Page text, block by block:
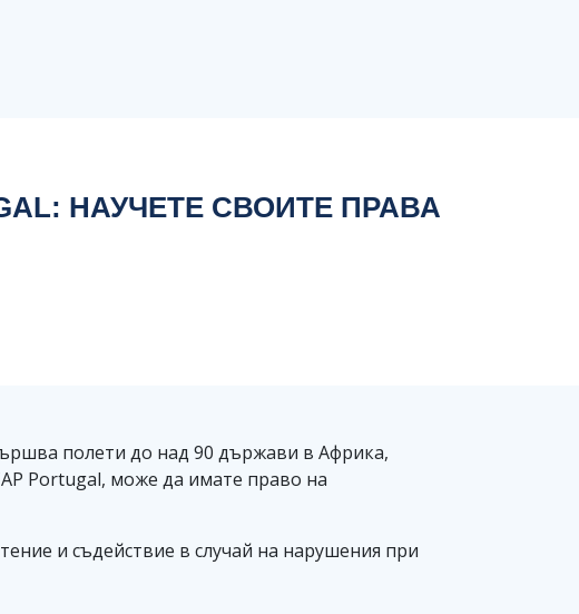
НАУЧЕТЕ СВОИТЕ ПРАВА
полети до над 90 държави в Африка,
Portugal, може да имате право на
и съдействие в случай на нарушения при